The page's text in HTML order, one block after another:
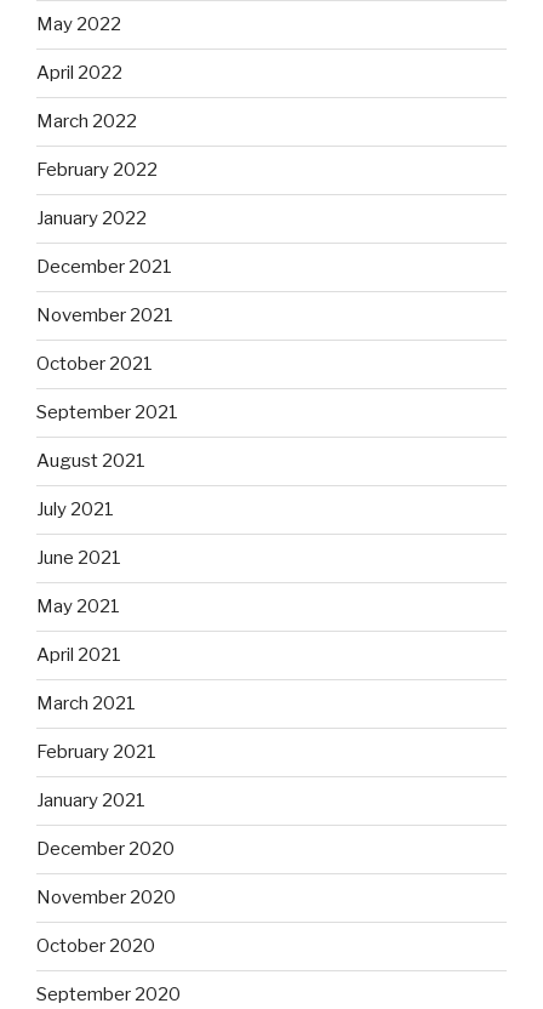
May 2022
April 2022
March 2022
February 2022
January 2022
December 2021
November 2021
October 2021
September 2021
August 2021
July 2021
June 2021
May 2021
April 2021
March 2021
February 2021
January 2021
December 2020
November 2020
October 2020
September 2020